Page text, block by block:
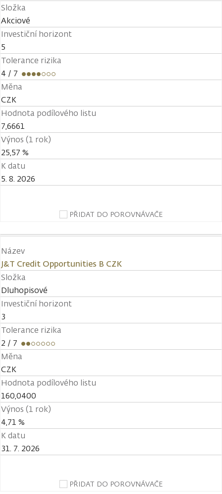
Složka
Akciové
Investiční horizont
5
Tolerance rizika
4 / 7
Měna
CZK
Hodnota podílového listu
7,6661
Výnos (1 rok)
25,57 %
K datu
5. 8. 2026
PŘIDAT DO POROVNÁVAČE
Název
J&T Credit Opportunities B CZK
Složka
Dluhopisové
Investiční horizont
3
Tolerance rizika
2 / 7
Měna
CZK
Hodnota podílového listu
160,0400
Výnos (1 rok)
4,71 %
K datu
31. 7. 2026
PŘIDAT DO POROVNÁVAČE